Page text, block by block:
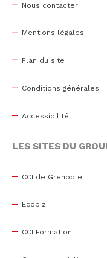
Nous contacter
Mentions légales
Plan du site
Conditions générales
Accessibilité
LES SITES DU
CCI de Grenoble
Ecobiz
CCI Formation